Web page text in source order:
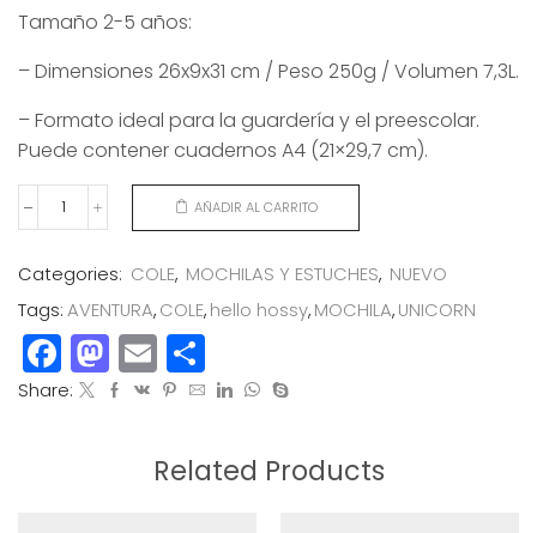
Tamaño 2-5 años:
– Dimensiones 26x9x31 cm / Peso 250g / Volumen 7,3L.
– Formato ideal para la guardería y el preescolar.
Puede contener cuadernos A4 (21×29,7 cm).
MOCHILA
cantidad
AÑADIR AL CARRITO
Categories: COLE, MOCHILAS Y ESTUCHES, NUEVO
Tags:AVENTURA,COLE,hello hossy,MOCHILA,UNICORN
Facebook
Mastodon
Email
Share:
Related Products